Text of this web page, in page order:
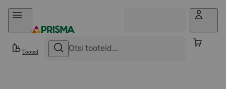
Otse sisu juurde
Tooted